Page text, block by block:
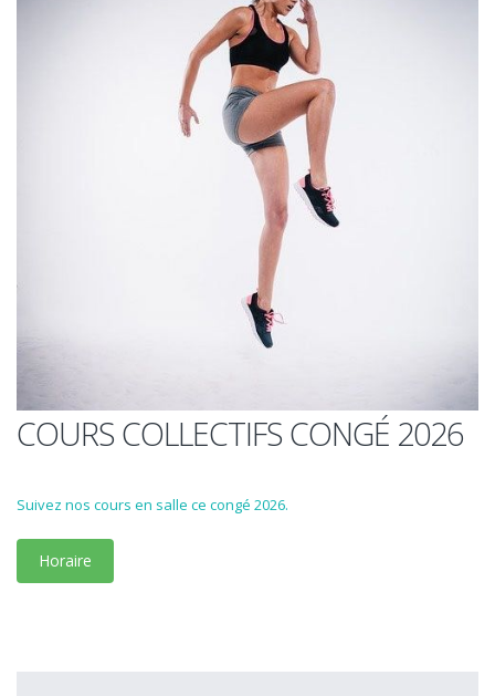
COURS COLLECTIFS CONGÉ 2026
Suivez nos cours en salle ce congé 2026.
Horaire